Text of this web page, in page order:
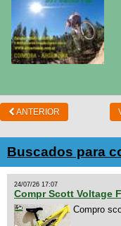
ANTERIOR
Buscados para
24/07/26 17:07
Compr Scott Voltage
Compro